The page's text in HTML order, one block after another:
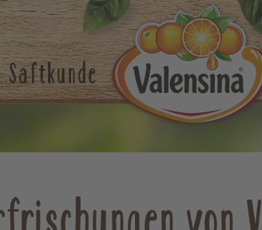
Saftkunde